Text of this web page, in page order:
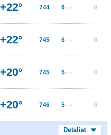
+22° 744 6 m/s 0
+22° 745 6 m/s 0
+20° 745 5 m/s 0
+20° 746 5 m/s 0
Detaliat